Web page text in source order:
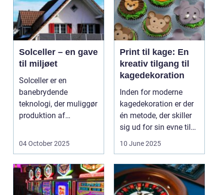
Solceller – en gave
til miljøet
Solceller er en
banebrydende
teknologi, der muliggør
produktion af
udnytt...
04 October 2025
Print til kage: En
kreativ tilgang til
kagedekoration
Inden for moderne
kagedekoration er der
én metode, der skiller
sig ud for sin evne til
at bri...
10 June 2025